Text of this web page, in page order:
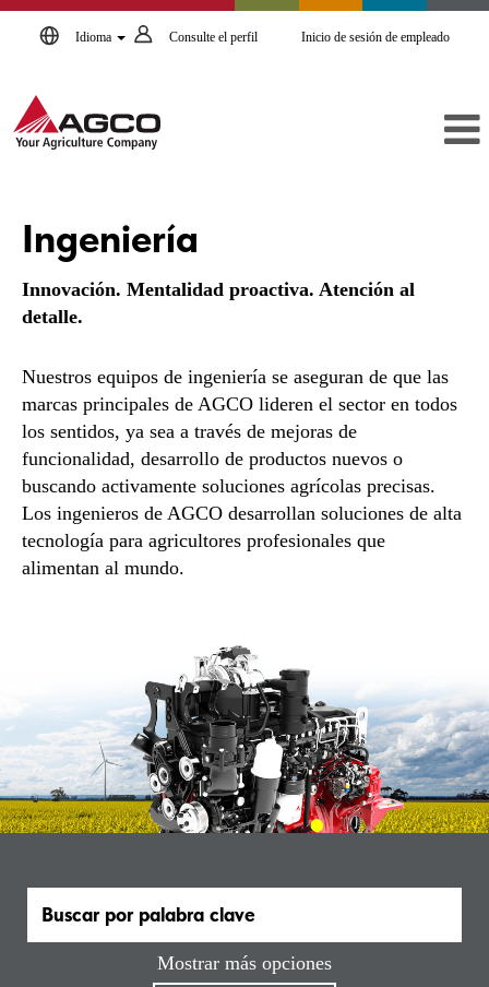
Idioma Consulte el perfil Inicio de sesión de empleado
Ingeniería
Innovación. Mentalidad proactiva. Atención al
detalle.
Nuestros equipos de ingeniería se aseguran de que las
marcas principales de AGCO lideren el sector en todos
los sentidos, ya sea a través de mejoras de
funcionalidad, desarrollo de productos nuevos o
buscando activamente soluciones agrícolas precisas.
Los ingenieros de AGCO desarrollan soluciones de alta
tecnología para agricultores profesionales que
alimentan al mundo.
Mostrar más opciones